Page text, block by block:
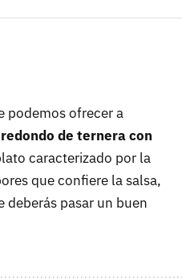
podemos ofrecer a
redondo de ternera con
caracterizado por la
que confiere la salsa,
deberás pasar un buen